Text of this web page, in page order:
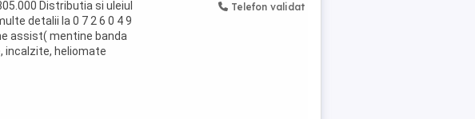
Distributia si uleiul
detalii la 0 7 2 6 0 4 9
assist( mentine banda
incalzite, heliomate
Telefon validat